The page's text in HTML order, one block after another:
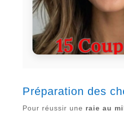
Préparation des
Pour réussir une raie au